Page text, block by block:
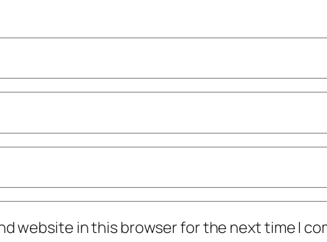
website in this browser for the next time I